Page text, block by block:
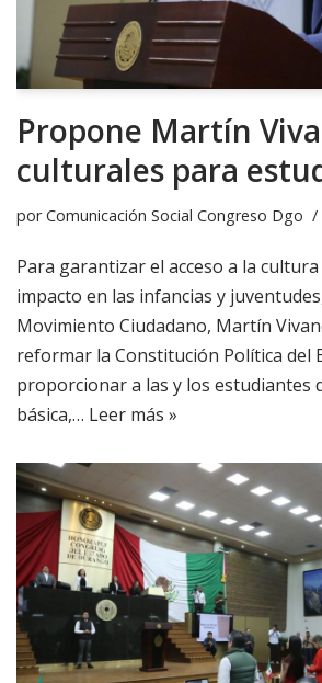
Propone Martín
culturales para
porComunicación Social Congreso Dgo
Para garantizar el acceso a la
impacto en las infancias y
Movimiento Ciudadano, Martín
reformar la Constitución Política del
proporcionar a las y los estudiantes
básica,… Leer más »